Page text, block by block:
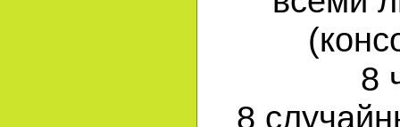
8
8